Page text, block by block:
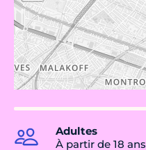
Adultes
À partir de 18 ans